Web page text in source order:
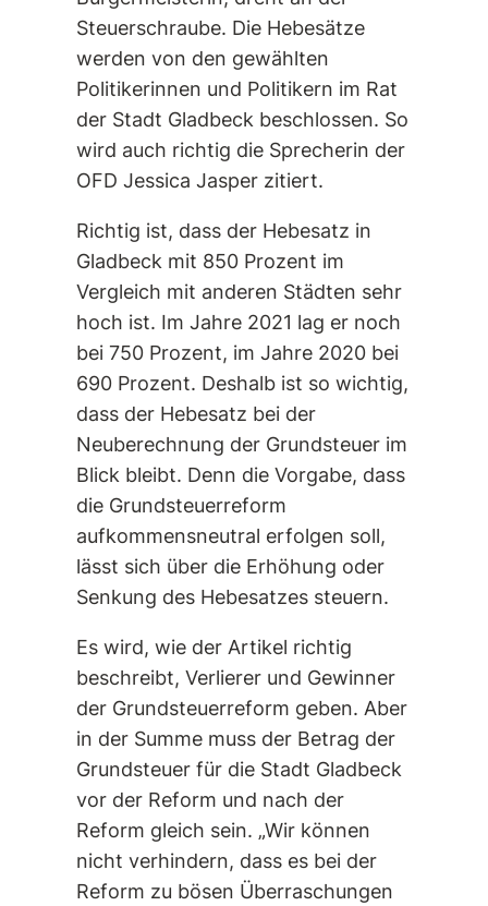
Steuerschraube. Die Hebesätze
werden von den gewählten
Politikerinnen und Politikern im Rat
der Stadt Gladbeck beschlossen. So
wird auch richtig die Sprecherin der
OFD Jessica Jasper zitiert.
Richtig ist, dass der Hebesatz in
Gladbeck mit 850 Prozent im
Vergleich mit anderen Städten sehr
hoch ist. Im Jahre 2021 lag er noch
bei 750 Prozent, im Jahre 2020 bei
690 Prozent. Deshalb ist so wichtig,
dass der Hebesatz bei der
Neuberechnung der Grundsteuer im
Blick bleibt. Denn die Vorgabe, dass
die Grundsteuerreform
aufkommensneutral erfolgen soll,
lässt sich über die Erhöhung oder
Senkung des Hebesatzes steuern.
Es wird, wie der Artikel richtig
beschreibt, Verlierer und Gewinner
der Grundsteuerreform geben. Aber
in der Summe muss der Betrag der
Grundsteuer für die Stadt Gladbeck
vor der Reform und nach der
Reform gleich sein. „Wir können
nicht verhindern, dass es bei der
Reform zu bösen Überraschungen